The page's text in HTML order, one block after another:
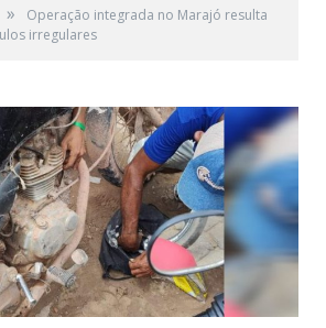
»
Operação integrada no Marajó resulta
irregulares